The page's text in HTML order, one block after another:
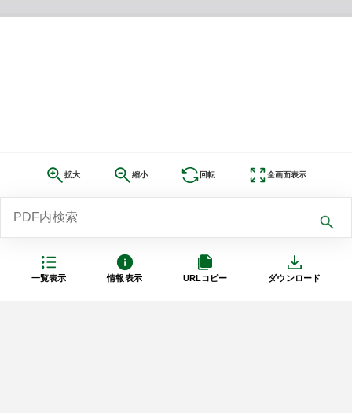
一覧表示 情報表示 URLコピー ダウンロード
拡大 縮小 回転 全画面表示